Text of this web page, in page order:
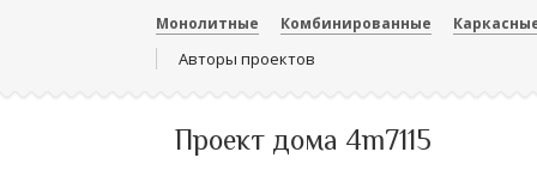
Монолитные Комбинированные
Авторы проектов
Проект дома 4m7115